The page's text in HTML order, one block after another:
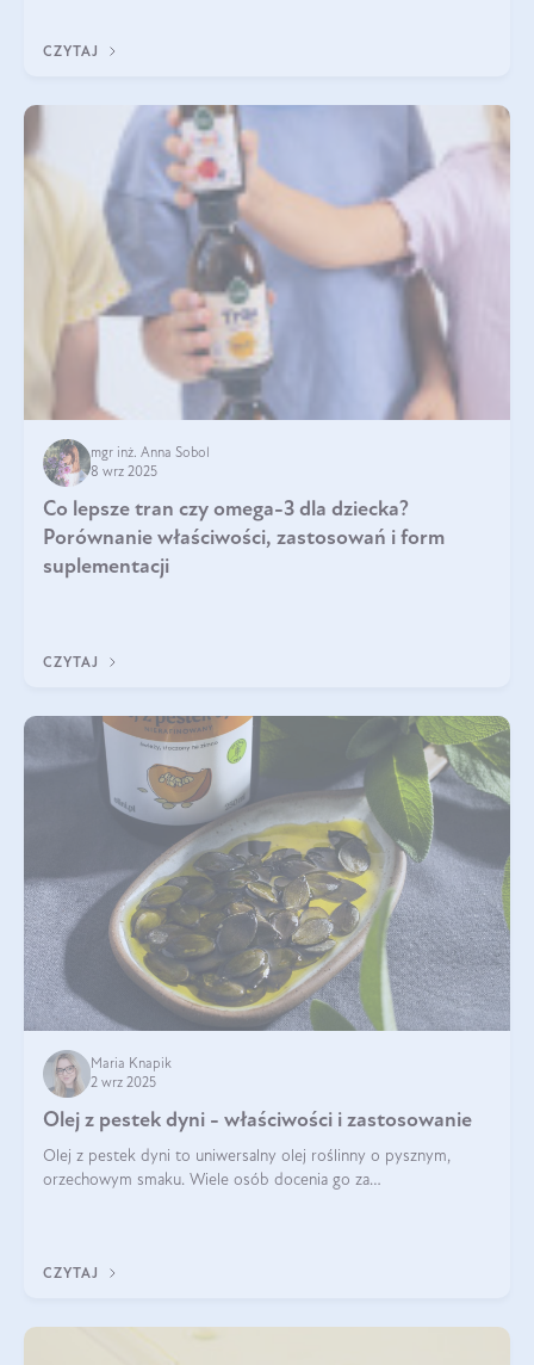
suplementować jesienią i zimą?
CZYTAJ
mgr inż. Anna Sobol
8 wrz 2025
Co lepsze tran czy omega-3 dla dziecka?
Porównanie właściwości, zastosowań i form
suplementacji
CZYTAJ
Maria Knapik
2 wrz 2025
Olej z pestek dyni - właściwości i zastosowanie
Olej z pestek dyni to uniwersalny olej roślinny o pysznym,
orzechowym smaku. Wiele osób docenia go za
CZYTAJ